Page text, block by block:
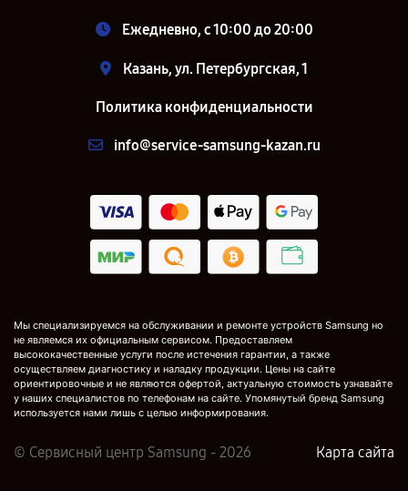
Ежедневно, с 10:00 до 20:00
Казань, ул. Петербургская, 1
Политика конфиденциальности
info@service-samsung-kazan.ru
Мы специализируемся на обслуживании и ремонте устройств Samsung но
не являемся их официальным сервисом. Предоставляем
высококачественные услуги после истечения гарантии, а также
осуществляем диагностику и наладку продукции. Цены на сайте
ориентировочные и не являются офертой, актуальную стоимость узнавайте
у наших специалистов по телефонам на сайте. Упомянутый бренд Samsung
используется нами лишь с целью информирования.
© Сервисный центр Samsung - 2026 Карта сайта